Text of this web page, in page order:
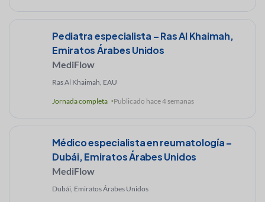
Pediatra especialista – Ras Al Khaimah,
Emiratos Árabes Unidos
MediFlow
Ras Al Khaimah, EAU
Jornada completa Publicado hace 4 semanas
Médico especialista en reumatología –
Dubái, Emiratos Árabes Unidos
MediFlow
Dubái, Emiratos Árabes Unidos